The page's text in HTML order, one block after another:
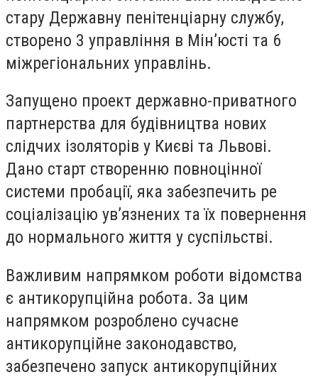
стару Державну пенітенціарну службу,
створено 3 управління в Мін’юсті та 6
міжрегіональних управлінь.
Запущено проект державно-приватного
партнерства для будівництва нових
слідчих ізоляторів у Києві та Львові.
Дано старт створенню повноцінної
системи пробації, яка забезпечить ре
соціалізацію ув’язнених та їх повернення
до нормального життя у суспільстві.
Важливим напрямком роботи відомства
є антикорупційна робота. За цим
напрямком розроблено сучасне
антикорупційне законодавство,
забезпечено запуск антикорупційних